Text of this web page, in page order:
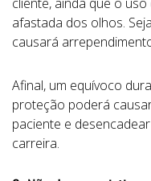
afastada dos olhos.
causará
Afinal, um equívoco
proteção poderá
paciente e
carreira.